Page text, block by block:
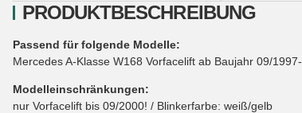
PRODUKTBESCHREIBUNG
Passend für folgende Modelle:
Mercedes A-Klasse W168 Vorfacelift ab Baujahr 09/
Modelleinschränkungen:
nur Vorfacelift bis 09/2000! / Blinkerfarbe: weiß/gelb